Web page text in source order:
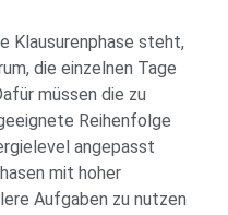
Klausurenphase steht,
die einzelnen Tage
müssen die zu
Reihenfolge
angepasst
mit hoher
Aufgaben zu nutzen